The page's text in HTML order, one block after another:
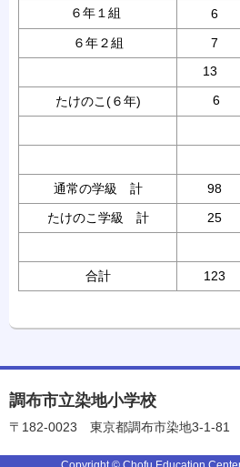
６年１組 6
６年２組 7
13
たけのこ(６年) 6
通常の学級 計 98
たけのこ学級 計 25
合計 123
調布市立染地小学校
〒182-0023 東京都調布市染地3-1-81